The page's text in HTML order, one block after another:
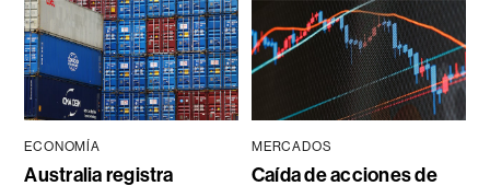
ECONOMÍA
Australia registra
MERCADOS
Caída de acciones de